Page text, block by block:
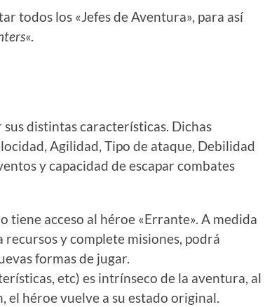
todos los «Jefes de Aventura», para así
«.
distintas características. Dichas
Agilidad, Tipo de ataque, Debilidad
y capacidad de escapar combates
tiene acceso al héroe «Errante». A medida
y complete misiones, podrá
formas de jugar.
etc) es intrínseco de la aventura, al
héroe vuelve a su estado original.